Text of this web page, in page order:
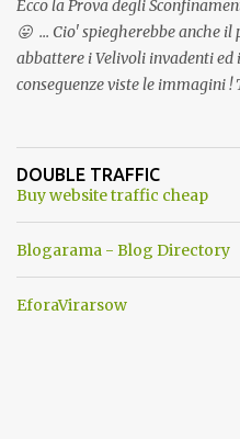
Ecco la Prova degli
😛 ... Cio' spiegherebbe anche
abbattere i Velivoli invadenti ed
conseguenze viste le immagini
ancora una fantasia Nato o
una guerra mondiale che
DOUBLE TRAFFIC
Buy website traffic cheap
Blogarama - Blog Directory
EforaVirarsow